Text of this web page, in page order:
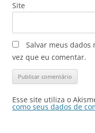
Site
Salvar meus dados
vez que eu comentar.
Esse site utiliza o
como seus dados de